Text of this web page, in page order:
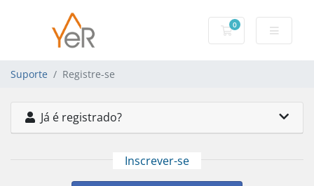
0
Carrinho de
Suporte Registre-se
Já é registrado?
Inscrever-se